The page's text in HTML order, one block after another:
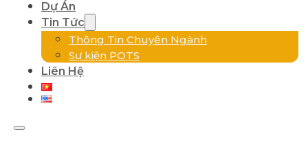
Dự Án
Tin Tức
Thông Tin Chuyên Ngành
Sự kiện POTS
Liên Hệ